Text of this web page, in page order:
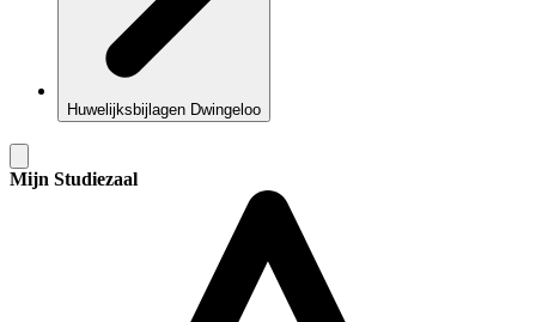
Huwelijksbijlagen Dwingeloo
Mijn Studiezaal